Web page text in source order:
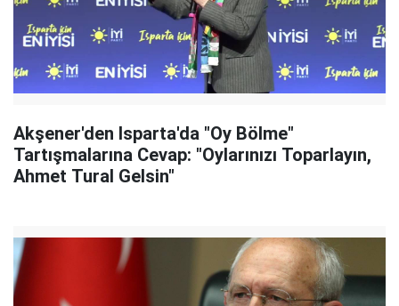
Akşener'den Isparta'da "Oy Bölme"
Tartışmalarına Cevap: "Oylarınızı Toparlayın,
Ahmet Tural Gelsin"